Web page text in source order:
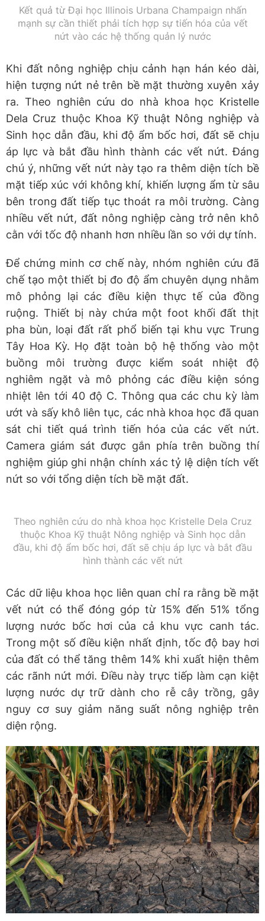
Kết quả từ Đại học Illinois Urbana Champaign nhấn
mạnh sự cần thiết phải tích hợp sự tiến hóa của vết
nứt vào các hệ thống quản lý nước
Khi đất nông nghiệp chịu cảnh hạn hán kéo dài,
hiện tượng nứt nẻ trên bề mặt thường xuyên xảy
ra. Theo nghiên cứu do nhà khoa học Kristelle
Dela Cruz thuộc Khoa Kỹ thuật Nông nghiệp và
Sinh học dẫn đầu, khi độ ẩm bốc hơi, đất sẽ chịu
áp lực và bắt đầu hình thành các vết nứt. Đáng
chú ý, những vết nứt này tạo ra thêm diện tích bề
mặt tiếp xúc với không khí, khiến lượng ẩm từ sâu
bên trong đất tiếp tục thoát ra môi trường. Càng
nhiều vết nứt, đất nông nghiệp càng trở nên khô
cằn với tốc độ nhanh hơn nhiều lần so với dự tính.
Để chứng minh cơ chế này, nhóm nghiên cứu đã
chế tạo một thiết bị đo độ ẩm chuyên dụng nhằm
mô phỏng lại các điều kiện thực tế của đồng
ruộng. Thiết bị này chứa một foot khối đất thịt
pha bùn, loại đất rất phổ biến tại khu vực Trung
Tây Hoa Kỳ. Họ đặt toàn bộ hệ thống vào một
buồng môi trường được kiểm soát nhiệt độ
nghiêm ngặt và mô phỏng các điều kiện sóng
nhiệt lên tới 40 độ C. Thông qua các chu kỳ làm
ướt và sấy khô liên tục, các nhà khoa học đã quan
sát chi tiết quá trình tiến hóa của các vết nứt.
Camera giám sát được gắn phía trên buồng thí
nghiệm giúp ghi nhận chính xác tỷ lệ diện tích vết
nứt so với tổng diện tích bề mặt đất.
Theo nghiên cứu do nhà khoa học Kristelle Dela Cruz
thuộc Khoa Kỹ thuật Nông nghiệp và Sinh học dẫn
đầu, khi độ ẩm bốc hơi, đất sẽ chịu áp lực và bắt đầu
hình thành các vết nứt
Các dữ liệu khoa học liên quan chỉ ra rằng bề mặt
vết nứt có thể đóng góp từ 15% đến 51% tổng
lượng nước bốc hơi của cả khu vực canh tác.
Trong một số điều kiện nhất định, tốc độ bay hơi
của đất có thể tăng thêm 14% khi xuất hiện thêm
các rãnh nứt mới. Điều này trực tiếp làm cạn kiệt
lượng nước dự trữ dành cho rễ cây trồng, gây
nguy cơ suy giảm năng suất nông nghiệp trên
diện rộng.